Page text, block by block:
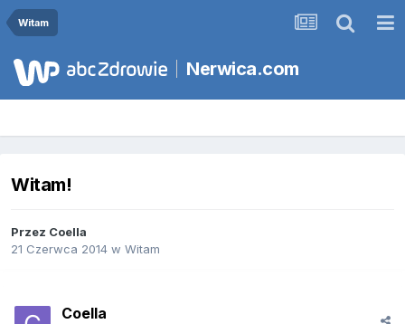
Witam
Nerwica.com
Witam!
Przez Coella
21 Czerwca 2014 w Witam
Coella